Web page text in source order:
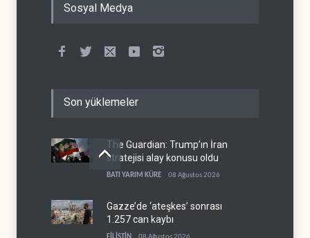
Sosyal Medya
Son yüklemeler
The Guardian: Trump’ın İran
stratejisi alay konusu oldu
BATI YARIM KÜRE 08 Ağustos 2026
Gazze’de ‘ateşkes’ sonrası
1.257 can kaybı